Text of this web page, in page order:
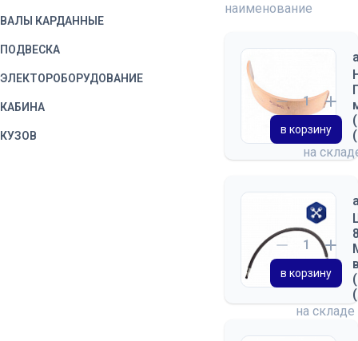
ВАЛЫ КАРДАННЫЕ
ПОДВЕСКА
ЭЛЕКТОРОБОРУДОВАНИЕ
КАБИНА
КУЗОВ
наименование
на
в корзину
на складе
в корзину